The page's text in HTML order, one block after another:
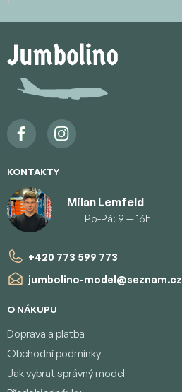
p
KONTAKTY
Milan Lemfeld
Po-Pá: 9 — 16h
+420 773 599 773
jumbolino-model@seznam.cz
O NÁKUPU
Doprava a platba
Obchodní podmínky
Jak vybrat správný model